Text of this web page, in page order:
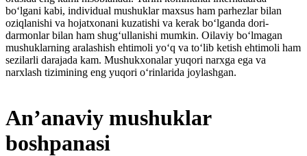
boʻlgani kabi, individual mushuklar maxsus ham parhezlar bilan
oziqlanishi va hojatxonani kuzatishi va kerak boʻlganda dori-
darmonlar bilan ham shugʻullanishi mumkin. Oilaviy boʻlmagan
mushuklarning aralashish ehtimoli yoʻq va toʻlib ketish ehtimoli ham
sezilarli darajada kam. Mushukxonalar yuqori narxga ega va
narxlash tizimining eng yuqori oʻrinlarida joylashgan.
Anʼanaviy mushuklar
boshpanasi